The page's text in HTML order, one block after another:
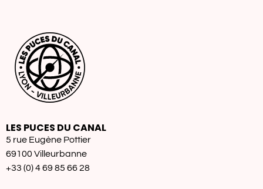
LES PUCES DU CANAL
5 rue Eugène Pottier
69100 Villeurbanne
+33 (0) 4 69 85 66 28